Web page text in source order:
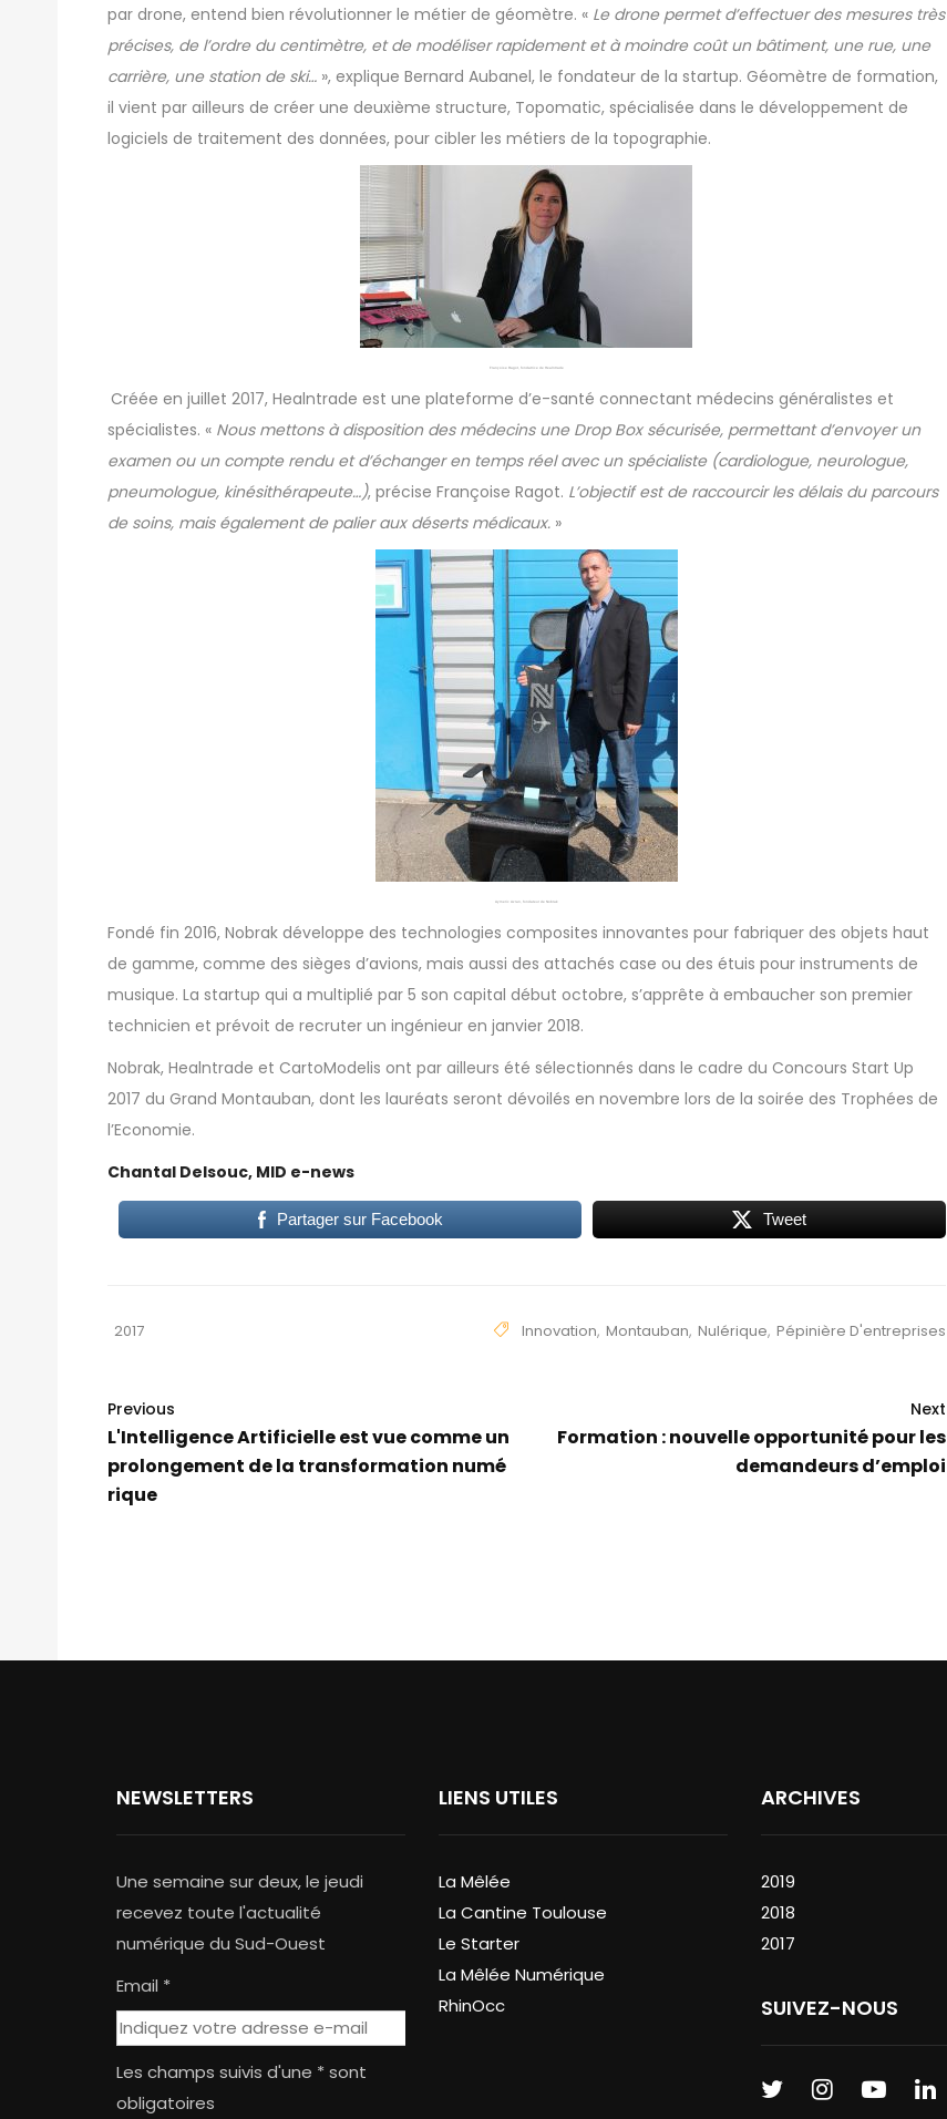
par drone, entend bien révolutionner le métier de géomètre. « Le drone permet d’effectuer des mesures très
précises, de l’ordre du centimètre, et de modéliser rapidement et à moindre coût un bâtiment, une rue, une
carrière, une station de ski… », explique Bernard Aubanel, le fondateur de la startup. Géomètre de formation,
il vient par ailleurs de créer une deuxième structure, Topomatic, spécialisée dans le développement de
logiciels de traitement des données, pour cibler les métiers de la topographie.
Françoise Ragot, fondatrice de Healntrade
Créée en juillet 2017, Healntrade est une plateforme d’e-santé connectant médecins généralistes et
spécialistes. « Nous mettons à disposition des médecins une Drop Box sécurisée, permettant d’envoyer un
examen ou un compte rendu et d’échanger en temps réel avec un spécialiste (cardiologue, neurologue,
pneumologue, kinésithérapeute…), précise Françoise Ragot. L’objectif est de raccourcir les délais du parcours
de soins, mais également de palier aux déserts médicaux. »
Aymeric Azran, fondateur de Nobrak
Fondé fin 2016, Nobrak développe des technologies composites innovantes pour fabriquer des objets haut
de gamme, comme des sièges d’avions, mais aussi des attachés case ou des étuis pour instruments de
musique. La startup qui a multiplié par 5 son capital début octobre, s’apprête à embaucher son premier
technicien et prévoit de recruter un ingénieur en janvier 2018.
Nobrak, Healntrade et CartoModelis ont par ailleurs été sélectionnés dans le cadre du Concours Start Up
2017 du Grand Montauban, dont les lauréats seront dévoilés en novembre lors de la soirée des Trophées de
l’Economie.
Chantal Delsouc, MID e-news
Partager sur Facebook Tweet
2017 Innovation, Montauban, Nulérique, Pépinière D'entreprises
Previous
L'Intelligence Artificielle est vue comme un
prolongement de la transformation numé
rique
Next
Formation : nouvelle opportunité pour les
demandeurs d’emploi
NEWSLETTERS
Une semaine sur deux, le jeudi
recevez toute l'actualité
numérique du Sud-Ouest
Email *
Les champs suivis d'une * sont
obligatoires
LIENS UTILES
La Mêlée
La Cantine Toulouse
Le Starter
La Mêlée Numérique
RhinOcc
ARCHIVES
2019
2018
2017
SUIVEZ-NOUS